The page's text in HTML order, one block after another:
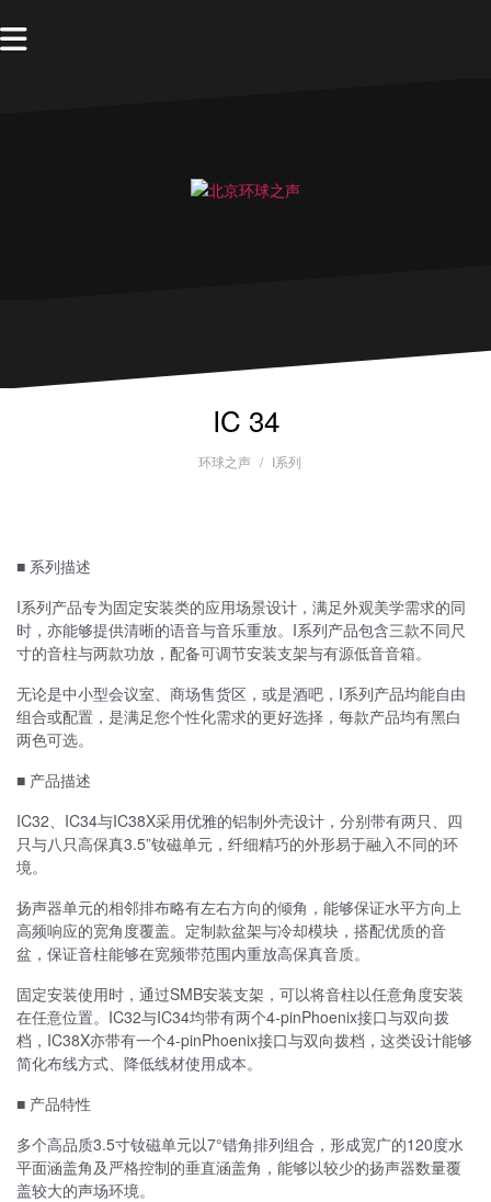
IC 34
环球之声 I系列
■ 系列描述
I系列产品专为固定安装类的应用场景设计，满足外观美学需求的同
时，亦能够提供清晰的语音与音乐重放。I系列产品包含三款不同尺
寸的音柱与两款功放，配备可调节安装支架与有源低音音箱。
无论是中小型会议室、商场售货区，或是酒吧，I系列产品均能自由
组合或配置，是满足您个性化需求的更好选择，每款产品均有黑白
两色可选。
■ 产品描述
IC32、IC34与IC38X采用优雅的铝制外壳设计，分别带有两只、四
只与八只高保真3.5”钕磁单元，纤细精巧的外形易于融入不同的环
境。
扬声器单元的相邻排布略有左右方向的倾角，能够保证水平方向上
高频响应的宽角度覆盖。定制款盆架与冷却模块，搭配优质的音
盆，保证音柱能够在宽频带范围内重放高保真音质。
固定安装使用时，通过SMB安装支架，可以将音柱以任意角度安装
在任意位置。IC32与IC34均带有两个4-pinPhoenix接口与双向拨
档，IC38X亦带有一个4-pinPhoenix接口与双向拨档，这类设计能够
简化布线方式、降低线材使用成本。
■ 产品特性
多个高品质3.5寸钕磁单元以7°错角排列组合，形成宽广的120度水
平面涵盖角及严格控制的垂直涵盖角，能够以较少的扬声器数量覆
盖较大的声场环境。